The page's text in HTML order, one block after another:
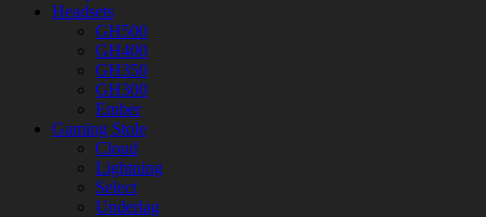
Headsets
GH500
GH400
GH350
GH300
Ember
Gaming Stole
Cloud
Lightning
Select
Underlag